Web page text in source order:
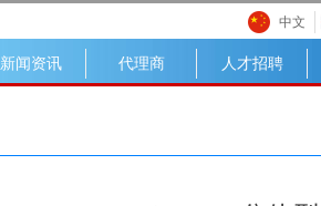
新闻资讯 代理商 人才招聘
中文